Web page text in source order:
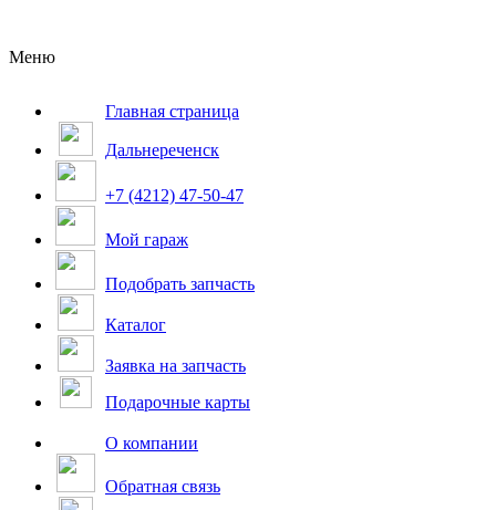
Меню
Главная страница
Дальнереченск
+7 (4212) 47-50-47
Мой гараж
Подобрать запчасть
Каталог
Заявка на запчасть
Подарочные карты
О компании
Обратная связь